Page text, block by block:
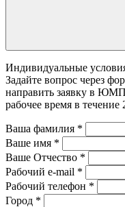
Индивидуальные
Задайте вопрос через
направить заявку в
рабочее время в течение
Ваша фамилия *
Ваше имя *
Ваше Отчество *
Рабочий e-mail *
Рабочий телефон *
Город *